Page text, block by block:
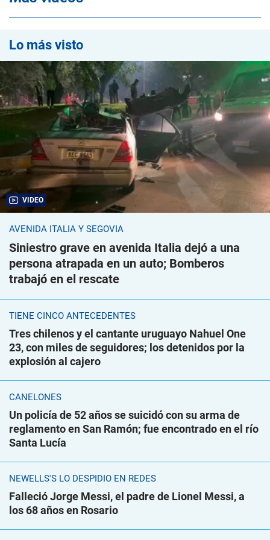
Lo más visto
VIDEO
AVENIDA ITALIA Y SEGOVIA
Siniestro grave en avenida Italia dejó a una
persona atrapada en un auto; Bomberos
trabajó en el rescate
TIENE CINCO ANTECEDENTES
Tres chilenos y el cantante uruguayo Nahuel One
23, con miles de seguidores; los detenidos por la
explosión al cajero
CANELONES
Un policía de 52 años se suicidó con su arma de
reglamento en San Ramón; fue encontrado en el río
Santa Lucía
NEWELLS'S LO DESPIDIÓ EN REDES
Falleció Jorge Messi, el padre de Lionel Messi, a
los 68 años en Rosario